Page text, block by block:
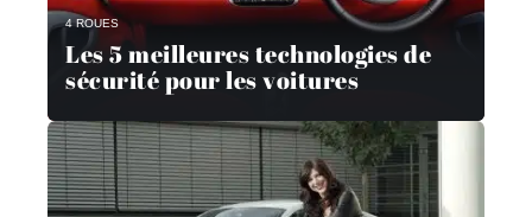
4 ROUES
Les 5 meilleures technologies de
sécurité pour les voitures